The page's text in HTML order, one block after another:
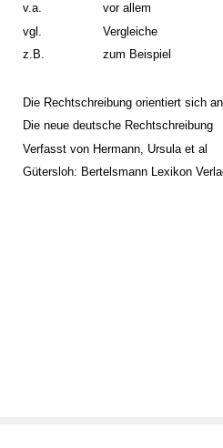
v.a.
vor allem
vgl.
Vergleiche
z.B.
zum Beispiel
Die Rechtschreibung orientiert sich
Die neue deutsche Rechtschreibung
Verfasst von Hermann, Ursula et al
Gütersloh: Bertelsmann Lexikon